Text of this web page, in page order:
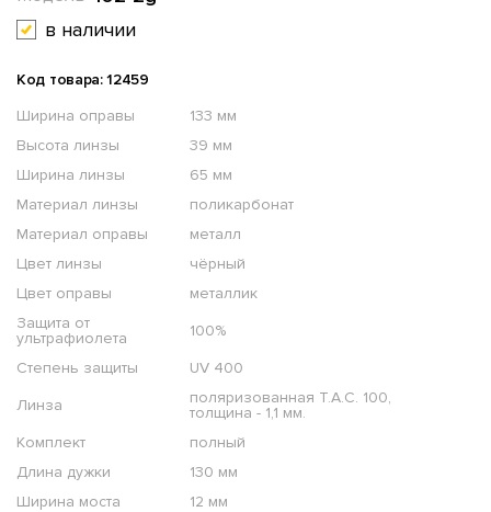
в наличии
Код товара: 12459
Ширина оправы
133 мм
Высота линзы
39 мм
Ширина линзы
65 мм
Материал линзы
поликарбонат
Материал оправы
металл
Цвет линзы
чёрный
Цвет оправы
металлик
Защита от
ультрафиолета
100%
Степень защиты
UV 400
Линза
поляризованная T.A.C. 100,
толщина - 1,1 мм.
Комплект
полный
Длина дужки
130 мм
Ширина моста
12 мм